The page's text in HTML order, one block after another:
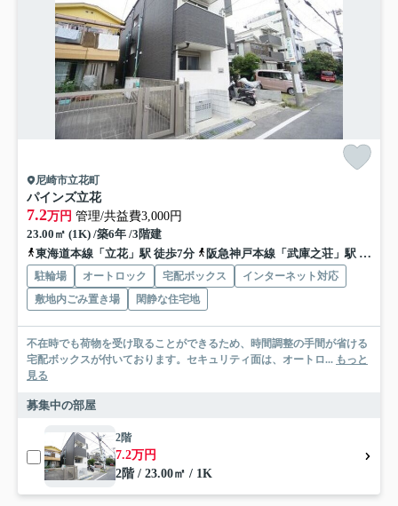
尼崎市立花町
パインズ立花
7.2万円 管理/共益費3,000円
23.00㎡ (1K) /築6年 /3階建
東海道本線「立花」駅 徒歩7分
阪急神戸本線「武庫之荘」駅 徒歩20分
駐輪場 オートロック 宅配ボックス
インターネット対応
敷地内ごみ置き場
閑静な住宅地
不在時でも荷物を受け取ることができるため、時間調整の手間が省ける
宅配ボックスが付いております。セキュリティ面は、オートロ... もっと
見る
募集中の部屋
2階
7.2万円
2階 / 23.00㎡ / 1K